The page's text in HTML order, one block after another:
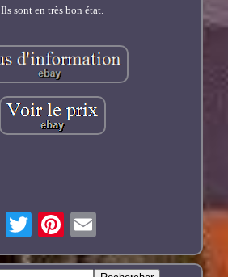
Ils sont en très bon état.